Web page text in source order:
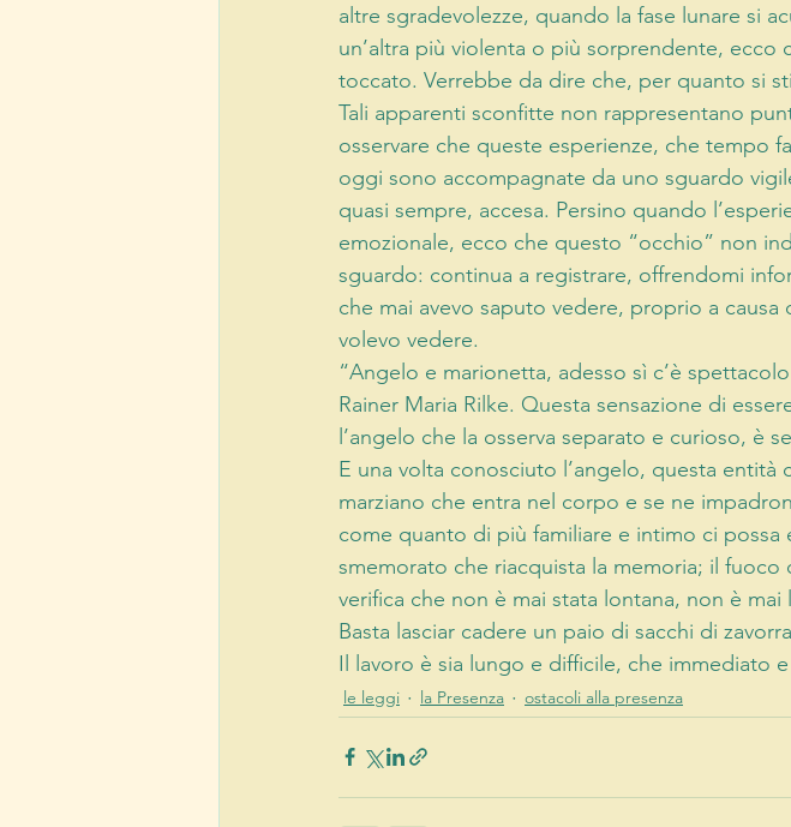
altre sgradevolezze, quando la fase lunare si
un’altra più violenta o più sorprendente, ecco
toccato. Verrebbe da dire che, per quanto si
Tali apparenti sconfitte non rappresentano
osservare che queste esperienze, che tempo
oggi sono accompagnate da uno sguardo
quasi sempre, accesa. Persino quando
emozionale, ecco che questo “occhio” non
sguardo: continua a registrare, offrendomi
che mai avevo saputo vedere, proprio a
volevo vedere.
“Angelo e marionetta, adesso sì c’è
Rainer Maria Rilke. Questa sensazione di
l’angelo che la osserva separato e curioso, è
E una volta conosciuto l’angelo, questa
marziano che entra nel corpo e se ne
come quanto di più familiare e intimo ci possa
smemorato che riacquista la memoria; il
verifica che non è mai stata lontana, non è
Basta lasciar cadere un paio di sacchi di
Il lavoro è sia lungo e difficile, che immediato
le leggi la Presenza ostacoli alla presenza